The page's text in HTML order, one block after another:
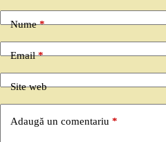
Nume*
Email*
Site web
Adaugă un comentariu *